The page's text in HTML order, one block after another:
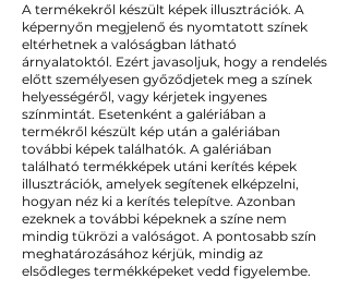
A termékekről készült képek illusztrációk. A
képernyőn megjelenő és nyomtatott színek
eltérhetnek a valóságban látható
árnyalatoktól. Ezért javasoljuk, hogy a rendelés
előtt személyesen győződjetek meg a színek
helyességéről, vagy kérjetek ingyenes
színmintát. Esetenként a galériában a
termékről készült kép után a galériában
további képek találhatók. A galériában
található termékképek utáni kerítés képek
illusztrációk, amelyek segítenek elképzelni,
hogyan néz ki a kerítés telepítve. Azonban
ezeknek a további képeknek a színe nem
mindig tükrözi a valóságot. A pontosabb szín
meghatározásához kérjük, mindig az
elsődleges termékképeket vedd figyelembe.